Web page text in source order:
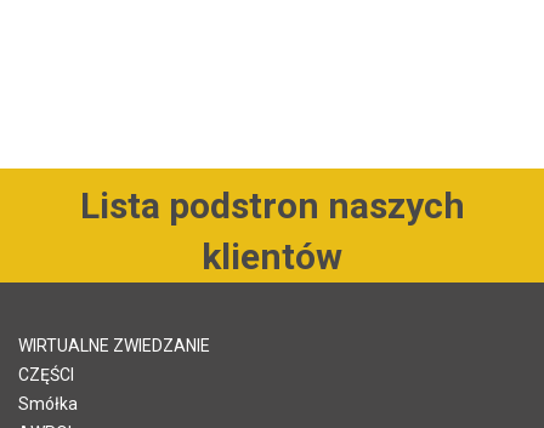
Lista podstron naszych
klientów
WIRTUALNE ZWIEDZANIE
CZĘŚCI
Smółka